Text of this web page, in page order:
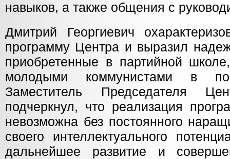
навыков, а также общения с
Дмитрий Георгиевич
программу Центра и выразил
приобретенные в партийной
молодыми коммунистами в
Заместитель Председателя
подчеркнул, что реализация
невозможна без постоянного
своего интеллектуального
дальнейшее развитие и